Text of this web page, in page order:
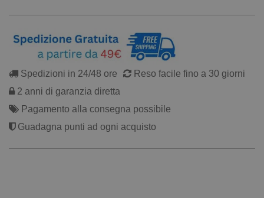
Spedizioni in 24/48 ore
Reso facile fino a 30 giorni
2 anni di garanzia diretta
Pagamento alla consegna possibile
Guadagna punti ad ogni acquisto